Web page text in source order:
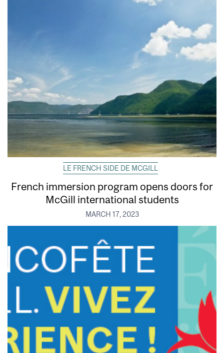
LE FRENCH SIDE DE MCGILL
French immersion program opens doors for
McGill international students
MARCH 17, 2023